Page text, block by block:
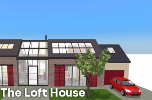
The Loft House